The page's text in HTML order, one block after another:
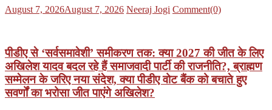
Posted
August 7, 2026August 7, 2026 Author
Neeraj Jogi Comment(0)
पीडीए से ‘सर्वसमावेशी’ समीकरण तक: क्या 2027 की जीत के लिए
अखिलेश यादव बदल रहे हैं समाजवादी पार्टी की राजनीति?, ब्राह्मण
सम्मेलन के जरिए नया संदेश, क्या पीडीए वोट बैंक को बचाते हुए
सवर्णों का भरोसा जीत पाएंगे अखिलेश?